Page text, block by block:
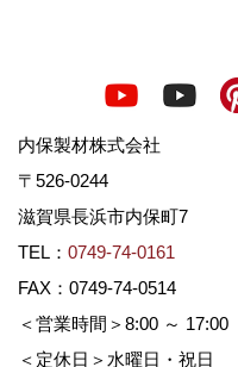
内保製材株式会社
〒526-0244
滋賀県長浜市内保町7
TEL： 0749-74-0161
FAX：0749-74-0514
＜営業時間＞8:00 ～ 17:00
＜定休日＞水曜日・祝日